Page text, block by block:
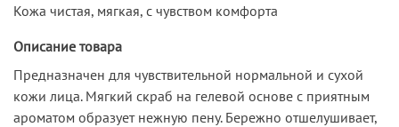
Кожа чистая, мягкая, с чувством комфорта
Описание товара
Предназначен для чувствительной нормальной и сухой
кожи лица. Мягкий скраб на гелевой основе с приятным
ароматом образует нежную пену. Бережно отшелушивает,